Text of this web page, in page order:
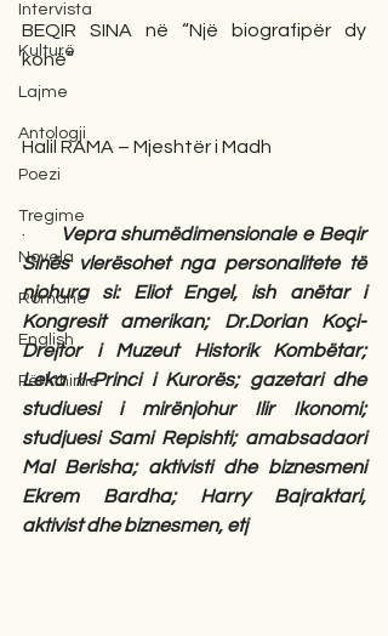
Intervista
Kulturë
Lajme
Antologji
Poezi
Tregime
Novela
Romane
English
Përkthime
BEQIR SINA në “Një biografipër dy
kohë”
Halil RAMA – Mjeshtër i Madh
·
Vepra shumëdimensionale e Beqir
Sinës vlerësohet nga personalitete të
njohura si: Eliot Engel, ish anëtar i
Kongresit amerikan; Dr.Dorian Koçi-
Drejtor i Muzeut Historik Kombëtar;
Leka II-Princi i Kurorës; gazetari dhe
studiuesi i mirënjohur Ilir Ikonomi;
studjuesi Sami Repishti; amabsadaori
Mal Berisha; aktivisti dhe biznesmeni
Ekrem Bardha; Harry Bajraktari,
aktivist dhe biznesmen, etj